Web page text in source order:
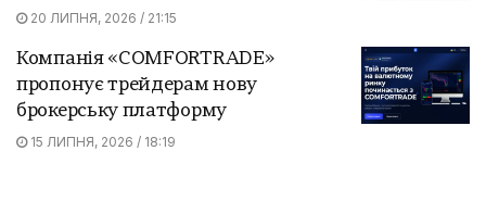
20 ЛИПНЯ, 2026 / 21:15
Компанія «COMFORTRADE»
пропонує трейдерам нову
брокерську платформу
15 ЛИПНЯ, 2026 / 18:19